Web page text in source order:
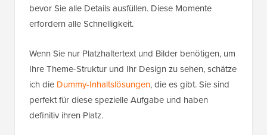
bevor Sie alle Details ausfüllen. Diese Momente
erfordern alle Schnelligkeit.
Wenn Sie nur Platzhaltertext und Bilder benötigen, um
Ihre Theme-Struktur und Ihr Design zu sehen, schätze
ich die Dummy-Inhaltslösungen, die es gibt. Sie sind
perfekt für diese spezielle Aufgabe und haben
definitiv ihren Platz.